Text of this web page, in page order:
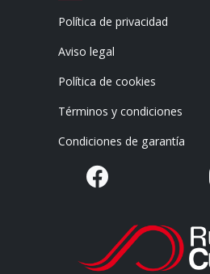
Política de privacidad
Aviso legal
Política de cookies
Términos y condiciones
Condiciones de garantía